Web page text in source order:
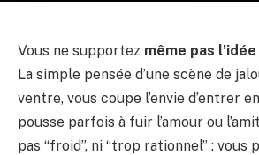
Vous ne supportez même pas l’idée
La simple pensée d’une scène de
ventre, vous coupe l’envie d’entrer
pousse parfois à fuir l’amour ou
pas “froid”, ni “trop rationnel” :